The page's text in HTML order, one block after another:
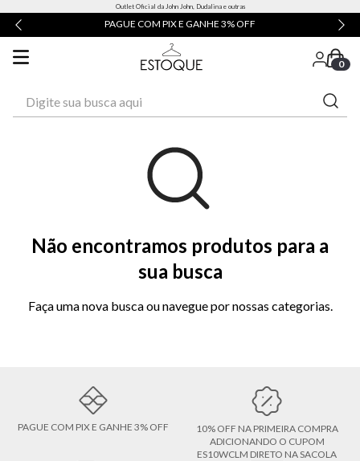
Outlet Oficial da John John, Dudalina e outras
PAGUE COM PIX E GANHE 3% OFF
0
Não encontramos produtos para a
sua busca
Faça uma nova busca ou navegue por nossas categorias.
PAGUE COM PIX E GANHE 3% OFF
10% OFF NA PRIMEIRA COMPRA
ADICIONANDO O CUPOM
ES10WCLM DIRETO NA SACOLA